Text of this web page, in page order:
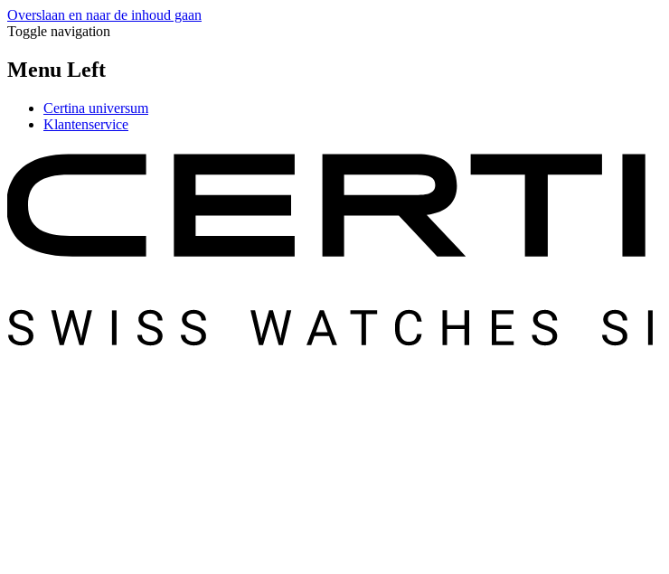
Overslaan en naar de inhoud gaan
Toggle navigation
Menu Left
Certina universum
Klantenservice